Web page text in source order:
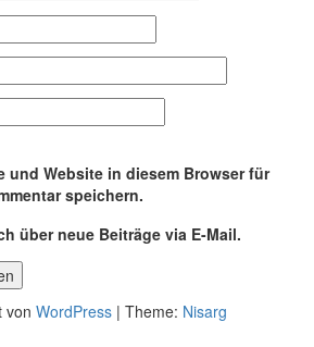
und Website in diesem Browser für
speichern.
über neue Beiträge via E-Mail.
von WordPress | Theme: Nisarg